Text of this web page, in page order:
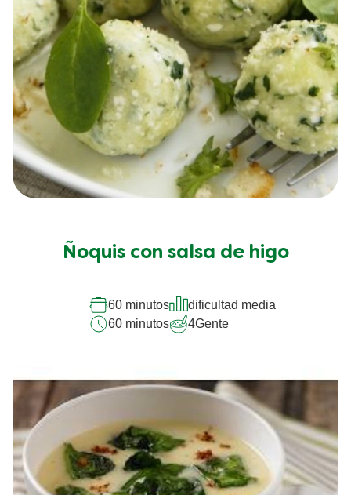
Ñoquis con salsa de higo
60 minutos
dificultad media
60 minutos
4Gente